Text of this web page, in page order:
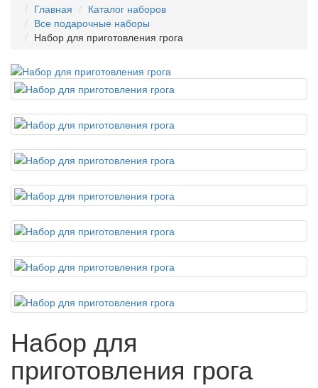
Главная
Каталог наборов
Все подарочные наборы
Набор для приготовления грога
Набор для
приготовления грога